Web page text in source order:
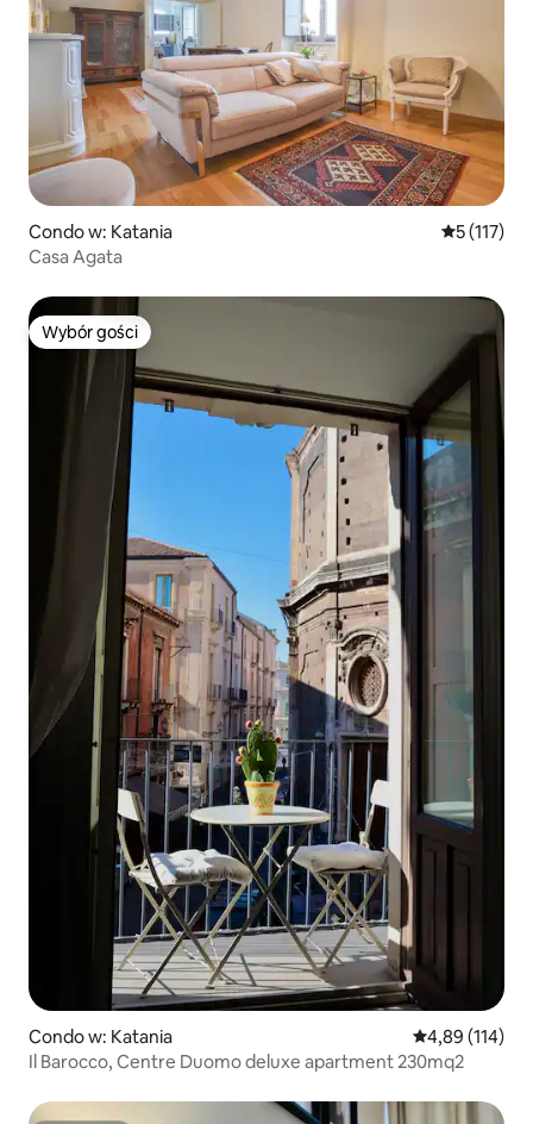
Condo w: Katania Średnia
5 (117)
Casa Agata
Wybór gości
Wybór gości
Condo w: Katania Średnia
4,89 (114)
Il Barocco, Centre Duomo deluxe apartment 230mq2